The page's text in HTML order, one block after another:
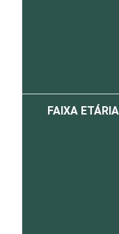
FAIXA ETÁRIA